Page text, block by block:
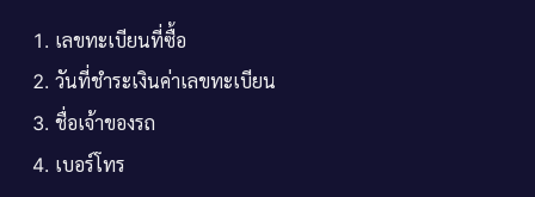
เลขทะเบียนที่ซื้อ
วันที่ชำระเงินค่าเลขทะเบียน
ชื่อเจ้าของรถ
เบอร์โทร